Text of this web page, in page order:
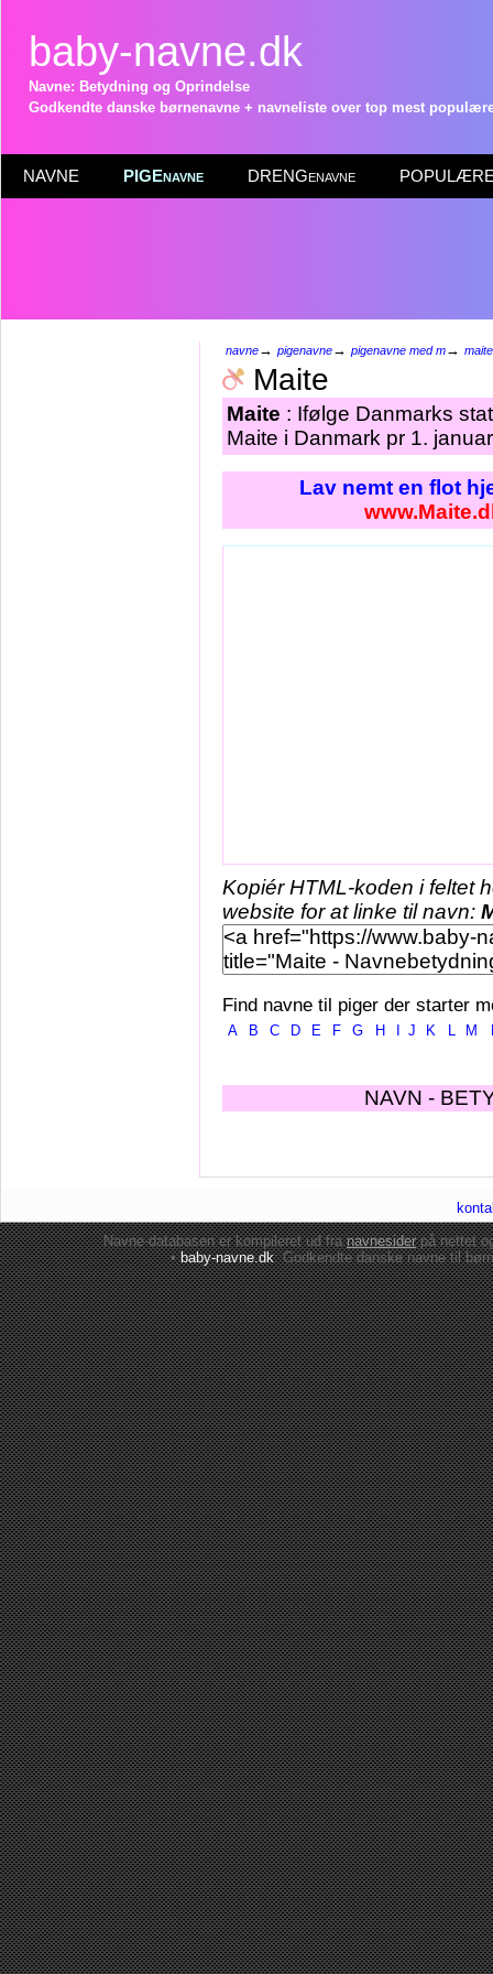
baby-navne.dk
Navne: Betydning og Oprindelse
Godkendte danske børnenavne + navneliste over top mest
NAVNE PIGEnavne DRENGenavne POPULÆRE
navne→ pigenavne→ pigenavne med m→ maite
Maite
Maite : Ifølge Danmarks
Maite i Danmark pr 1.
Lav nemt en flot
Kopiér HTML-koden i feltet
website for at linke til navn:
Find navne til piger der starter
A B C D E F G H J K L M
NAVN -
Navne-databasen er kompileret ud franavnesiderpå nettet
•baby-navne.dk: Godkendte danskenavne til børn